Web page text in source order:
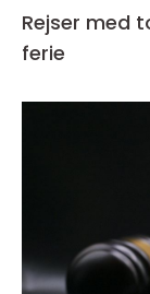
Rejser med
ferie